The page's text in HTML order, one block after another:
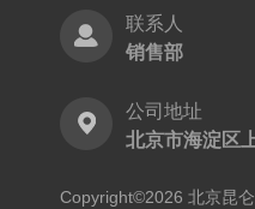
联系人
销售部
公司地址
北京市海淀区
Copyright©2026 北京昆